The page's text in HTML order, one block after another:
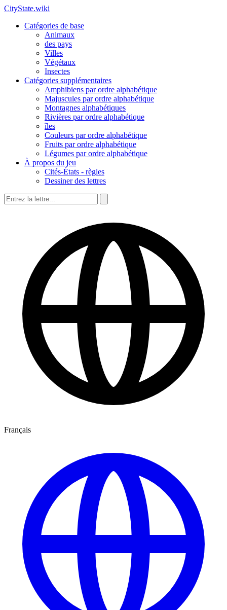
CityState.wiki
Catégories de base
Animaux
des pays
Villes
Végétaux
Insectes
Catégories supplémentaires
Amphibiens par ordre alphabétique
Majuscules par ordre alphabétique
Montagnes alphabétiques
Rivières par ordre alphabétique
îles
Couleurs par ordre alphabétique
Fruits par ordre alphabétique
Légumes par ordre alphabétique
À propos du jeu
Cités-États - règles
Dessiner des lettres
Français